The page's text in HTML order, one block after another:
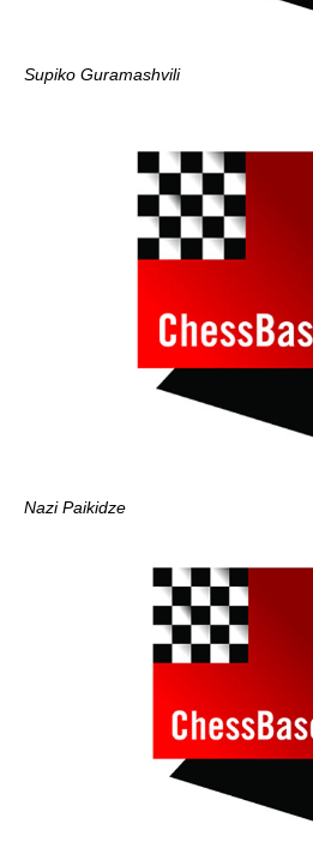
Supiko Guramashvili
Nazi Paikidze